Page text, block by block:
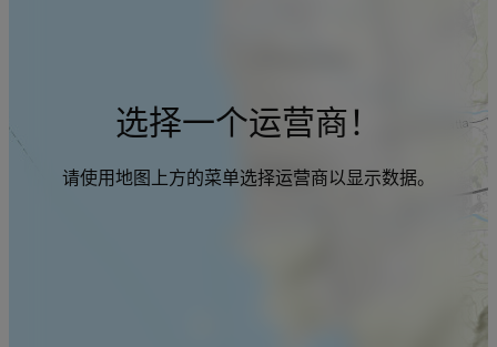
选择一个运营商！
请使用地图上方的菜单选择运营商以显示数据。